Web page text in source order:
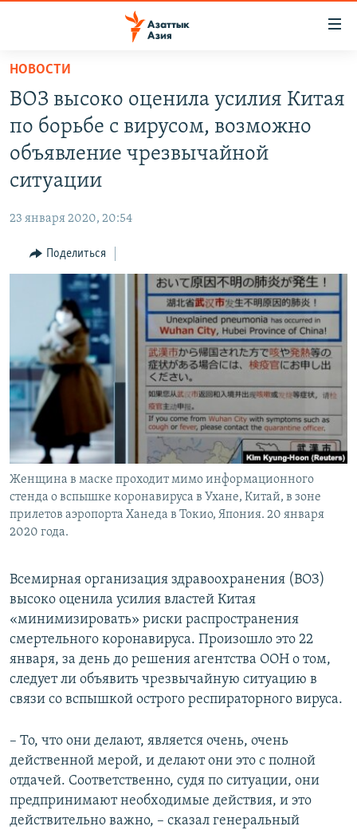
Вернуться
основному
содержанию
Вернутся
главной
Вернутся
поиску
КАЗАХСТАН
КЫРГЫЗСТАН
НОВОСТИ
ВОЙНА В УКРАИНЕ
КЫРГЫЗЧА
ЎЗБЕКЧА
ТОҶИКӢ
TÜRKMENÇE
ПОДПИШИТЕСЬ НА НАС В СОЦСЕТЯХ
Все сайты РСЕ/РС
НОВОСТИ
ВОЗ высоко оценила усилия Китая
по борьбе с вирусом, возможно
объявление чрезвычайной
ситуации
23 января 2020, 20:54
Поделиться
Женщина в маске проходит мимо информационного
стенда о вспышке коронавируса в Ухане, Китай, в зоне
прилетов аэропорта Ханеда в Токио, Япония. 20 января
2020 года.
Всемирная организация здравоохранения (ВОЗ)
высоко оценила усилия властей Китая
«минимизировать» риски распространения
смертельного коронавируса. Произошло это 22
января, за день до решения агентства ООН о том,
следует ли объявить чрезвычайную ситуацию в
связи со вспышкой острого респираторного вируса.
– То, что они делают, является очень, очень
действенной мерой, и делают они это с полной
отдачей. Соответственно, судя по ситуации, они
предпринимают необходимые действия, и это
действительно важно, – сказал генеральный